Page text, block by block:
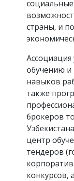
страны, и
обучению и
навыков
также
брокеров
центр
тендеров
конкурсов,